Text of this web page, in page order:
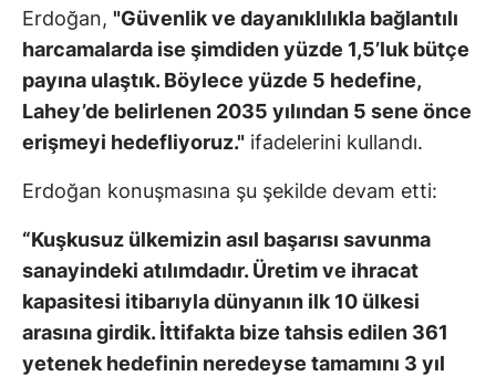
Erdoğan, "Güvenlik ve dayanıklılıkla bağlantılı
harcamalarda ise şimdiden yüzde 1,5’luk bütçe
payına ulaştık. Böylece yüzde 5 hedefine,
Lahey’de belirlenen 2035 yılından 5 sene önce
erişmeyi hedefliyoruz." ifadelerini kullandı.
Erdoğan konuşmasına şu şekilde devam etti:
“Kuşkusuz ülkemizin asıl başarısı savunma
sanayindeki atılımdadır. Üretim ve ihracat
kapasitesi itibarıyla dünyanın ilk 10 ülkesi
arasına girdik. İttifakta bize tahsis edilen 361
yetenek hedefinin neredeyse tamamını 3 yıl